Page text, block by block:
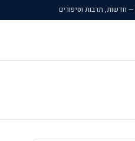
חדשות, תרבות וסיפורים